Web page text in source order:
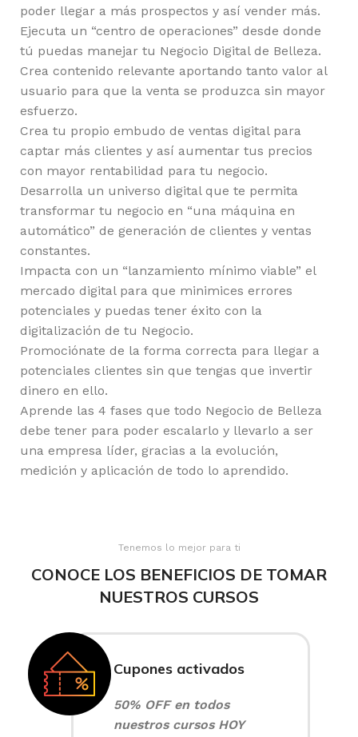
poder llegar a más prospectos y así vender más.
Ejecuta un “centro de operaciones” desde donde
tú puedas manejar tu Negocio Digital de Belleza.
Crea contenido relevante aportando tanto valor al
usuario para que la venta se produzca sin mayor
esfuerzo.
Crea tu propio embudo de ventas digital para
captar más clientes y así aumentar tus precios
con mayor rentabilidad para tu negocio.
Desarrolla un universo digital que te permita
transformar tu negocio en “una máquina en
automático” de generación de clientes y ventas
constantes.
Impacta con un “lanzamiento mínimo viable” el
mercado digital para que minimices errores
potenciales y puedas tener éxito con la
digitalización de tu Negocio.
Promociónate de la forma correcta para llegar a
potenciales clientes sin que tengas que invertir
dinero en ello.
Aprende las 4 fases que todo Negocio de Belleza
debe tener para poder escalarlo y llevarlo a ser
una empresa líder, gracias a la evolución,
medición y aplicación de todo lo aprendido.
Tenemos lo mejor para ti
CONOCE LOS BENEFICIOS DE TOMAR
NUESTROS CURSOS
Cupones activados
50% OFF en todos
nuestros cursos HOY